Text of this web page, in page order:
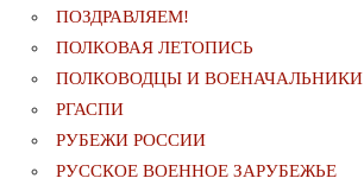
ПОЗДРАВЛЯЕМ!
ПОЛКОВАЯ ЛЕТОПИСЬ
ПОЛКОВОДЦЫ И ВОЕНАЧАЛЬНИКИ
РГАСПИ
РУБЕЖИ РОССИИ
РУССКОЕ ВОЕННОЕ ЗАРУБЕЖЬЕ